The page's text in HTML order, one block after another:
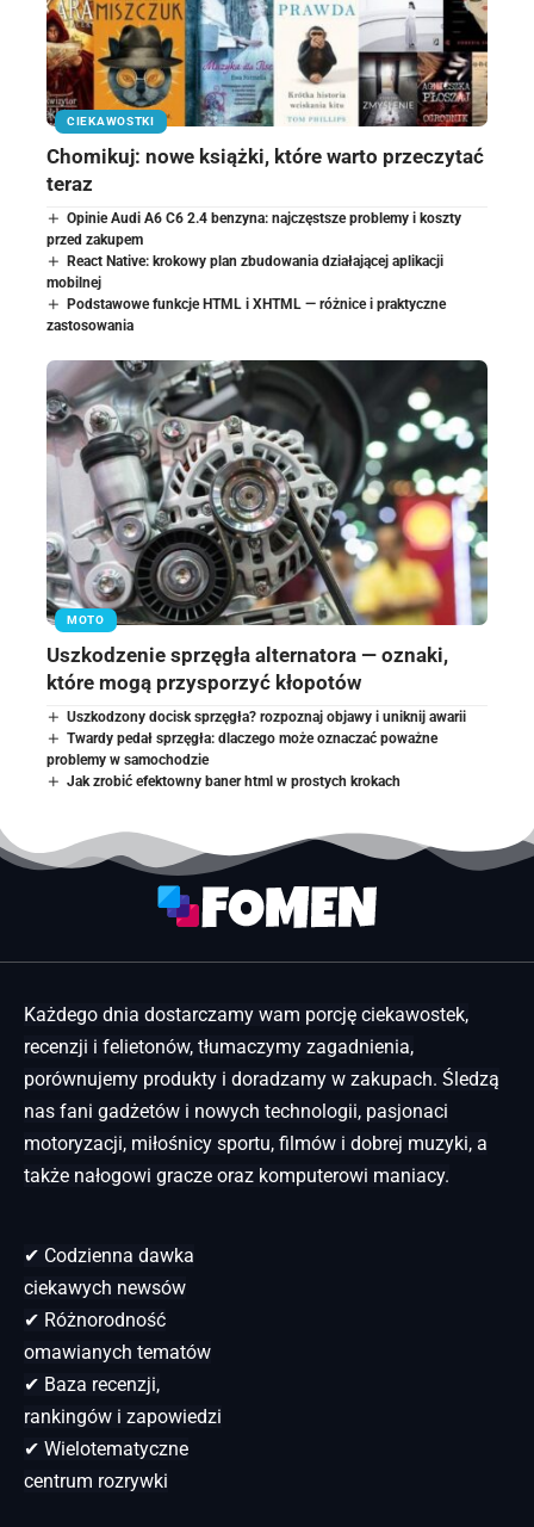
CIEKAWOSTKI
Chomikuj: nowe książki, które warto przeczytać
teraz
Opinie Audi A6 C6 2.4 benzyna: najczęstsze problemy i koszty
przed zakupem
React Native: krokowy plan zbudowania działającej aplikacji
mobilnej
Podstawowe funkcje HTML i XHTML — różnice i praktyczne
zastosowania
MOTO
Uszkodzenie sprzęgła alternatora — oznaki,
które mogą przysporzyć kłopotów
Uszkodzony docisk sprzęgła? rozpoznaj objawy i uniknij awarii
Twardy pedał sprzęgła: dlaczego może oznaczać poważne
problemy w samochodzie
Jak zrobić efektowny baner html w prostych krokach
Każdego dnia dostarczamy wam porcję ciekawostek,
recenzji i felietonów, tłumaczymy zagadnienia,
porównujemy produkty i doradzamy w zakupach. Śledzą
nas fani gadżetów i nowych technologii, pasjonaci
motoryzacji, miłośnicy sportu, filmów i dobrej muzyki, a
także nałogowi gracze oraz komputerowi maniacy.
✔ Codzienna dawka
ciekawych newsów
✔ Różnorodność
omawianych tematów
✔ Baza recenzji,
rankingów i zapowiedzi
✔ Wielotematyczne
centrum rozrywki